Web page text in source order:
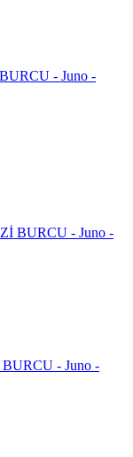
- Juno -
BURCU - Juno -